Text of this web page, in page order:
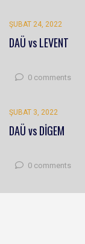
ŞUBAT 24, 2022
DAÜ vs LEVENT
0 comments
ŞUBAT 3, 2022
DAÜ vs DİGEM
0 comments